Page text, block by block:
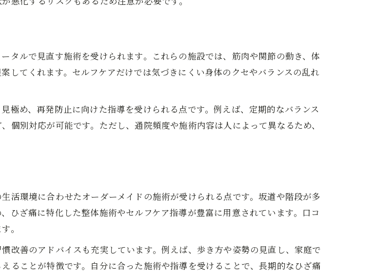
術選びのポイント紹介
ラクティックや針治療の活用法
院選びで重視すべきポイント
立つひざ痛改善の秘訣
発を防ぐためのバランス維持習慣
骨院による長期的なひざ痛予防策
の工夫でひざ痛の再発を防ぐ秘訣
タルで見直す施術を受けられます。これらの施設では、筋肉や関節の動き、体
してくれます。セルフケアだけでは気づきにくい身体のクセやバランスの乱れ
極め、再発防止に向けた指導を受けられる点です。例えば、定期的なバランス
別対応が可能です。ただし、通院頻度や施術内容は人によって異なるため、
活環境に合わせたオーダーメイドの施術が受けられる点です。坂道や階段が多
ひざ痛に特化した整体施術やセルフケア指導が豊富に用意されています。口コ
。
改善のアドバイスも充実しています。例えば、歩き方や姿勢の見直し、家庭で
ることが特徴です。自分に合った施術や指導を受けることで、長期的なひざ痛